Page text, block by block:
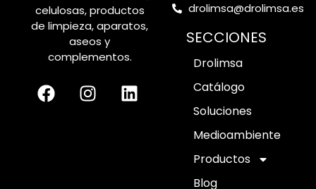
celulosas, productos
de limpieza, aparatos,
aseos y
complementos.
drolimsa@drolimsa.es
SECCIONES
Drolimsa
Catálogo
Soluciones
Medioambiente
Productos
Blog